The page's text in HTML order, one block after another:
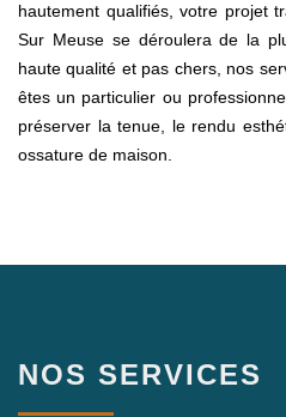
hautement qualifiés, votre projet
Sur Meuse se déroulera de la
haute qualité et pas chers, nos
êtes un particulier ou
préserver la tenue, le rendu
ossature de maison.
NOS SERVICES